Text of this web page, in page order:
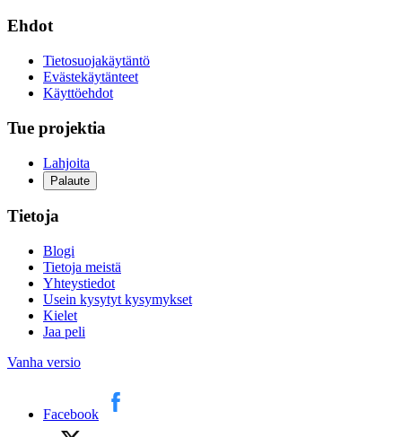
Ehdot
Tietosuojakäytäntö
Evästekäytänteet
Käyttöehdot
Tue projektia
Lahjoita
Palaute
Tietoja
Blogi
Tietoja meistä
Yhteystiedot
Usein kysytyt kysymykset
Kielet
Jaa peli
Vanha versio
Facebook